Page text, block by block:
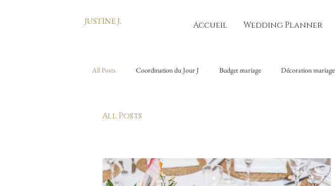
JUSTINE J. Accueil Wedding Planner
All Posts Coordination du Jour J Budget mariage Décoration mariage
All Posts